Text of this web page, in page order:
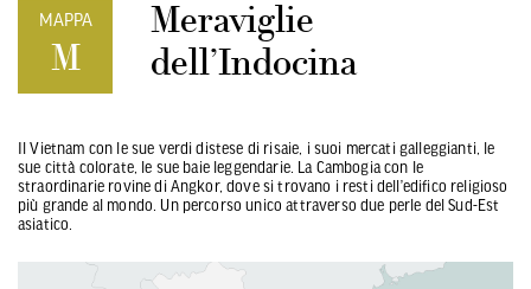
MAPPA
M
Meraviglie
dell’Indocina
Il Vietnam con le sue verdi distese di risaie, i suoi mercati galleggianti, le
sue città colorate, le sue baie leggendarie. La Cambogia con le
straordinarie rovine di Angkor, dove si trovano i resti dell’edifico religioso
più grande al mondo. Un percorso unico attraverso due perle del Sud-Est
asiatico.